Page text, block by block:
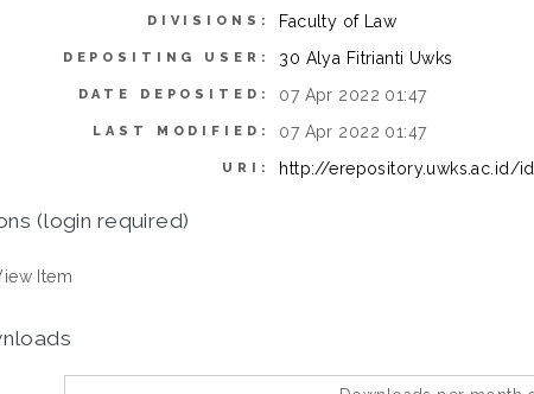
DIVISIONS: Faculty of Law
DEPOSITING USER: 30 Alya Fitrianti Uwks
DATE DEPOSITED: 07 Apr 2022 01:47
LAST MODIFIED: 07 Apr 2022 01:47
URI: http://erepository.uwks.ac.id/
(login required)
Item